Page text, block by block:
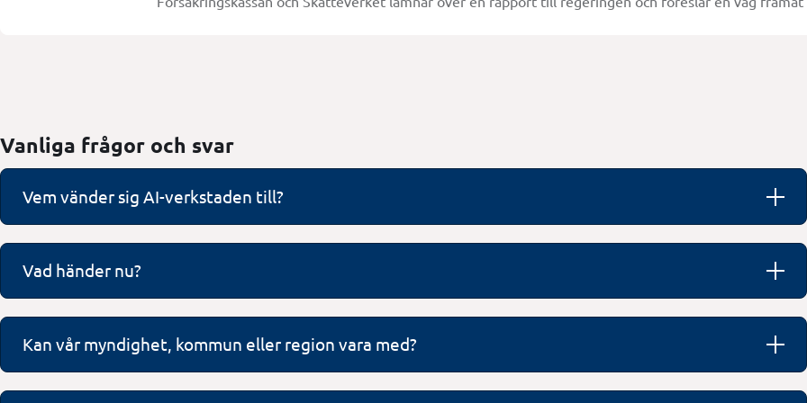
Vanliga frågor och svar
Vem vänder sig AI-verkstaden till?
Vad händer nu?
Kan vår myndighet, kommun eller region vara med?